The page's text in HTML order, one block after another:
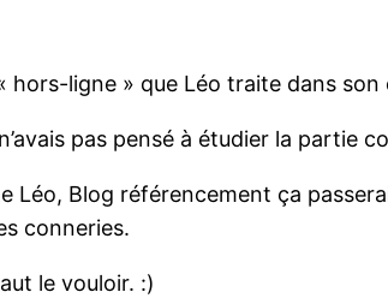
hors-ligne » que Léo traite dans
pas pensé à étudier la partie
Léo, Blog référencement ça
conneries.
le vouloir. :)